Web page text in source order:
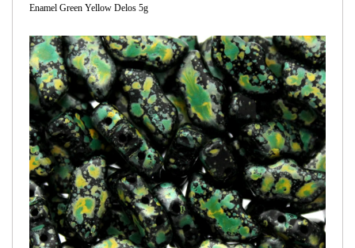
Enamel Green Yellow Delos 5g